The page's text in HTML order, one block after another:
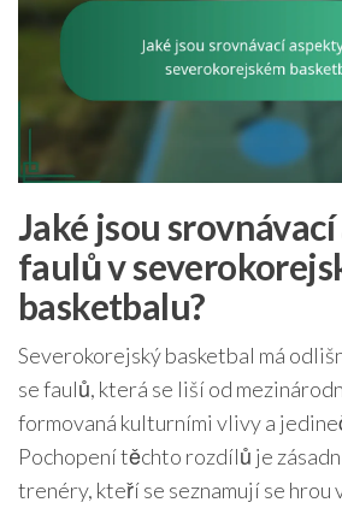
Jaké jsou
faulů v
basketbalu?
Severokorejský basketbal má
se faulů, která se liší od
formovaná kulturními vlivy a
Pochopení těchto rozdílů je
trenéry, kteří se seznamují se hrou